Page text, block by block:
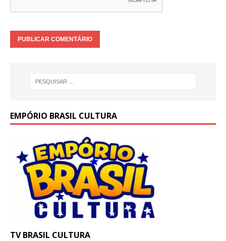
EMPÓRIO BRASIL CULTURA
TV BRASIL CULTURA